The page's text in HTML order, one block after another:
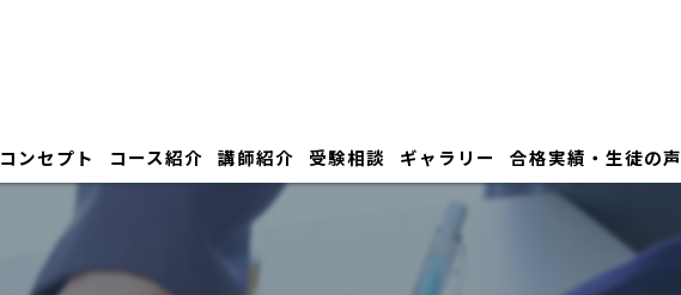
コンセプト コース紹介 講師紹介 受験相談 ギャラリー 合格実績・生徒の声